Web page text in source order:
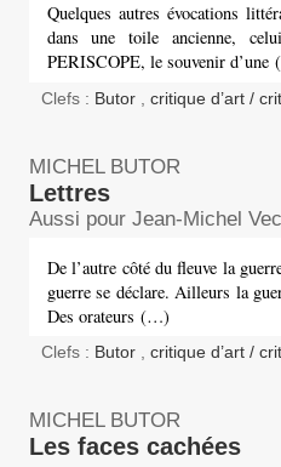
Quelques autres évocations
dans une toile ancienne,
PERISCOPE, le souvenir
Clefs : Butor critique d’art /
MICHEL BUTOR
Lettres
Aussi pour Jean-Michel
De l’autre côté du fleuve la
guerre se déclare. Ailleurs la
Des orateurs (…)
Clefs : Butor , critique d’art /
MICHEL BUTOR
Les faces cachées